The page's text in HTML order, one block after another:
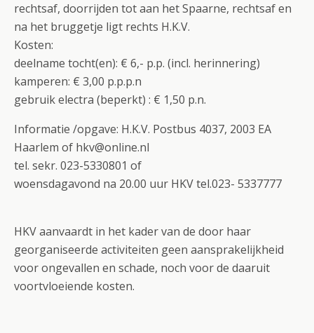
rechtsaf, doorrijden tot aan het Spaarne, rechtsaf en
na het bruggetje ligt rechts H.K.V.
Kosten:
deelname tocht(en): € 6,- p.p. (incl. herinnering)
kamperen: € 3,00 p.p.p.n
gebruik electra (beperkt) : € 1,50 p.n.
Informatie /opgave: H.K.V. Postbus 4037, 2003 EA
Haarlem of hkv@online.nl
tel. sekr. 023-5330801 of
woensdagavond na 20.00 uur HKV tel.023- 5337777
HKV aanvaardt in het kader van de door haar
georganiseerde activiteiten geen aansprakelijkheid
voor ongevallen en schade, noch voor de daaruit
voortvloeiende kosten.